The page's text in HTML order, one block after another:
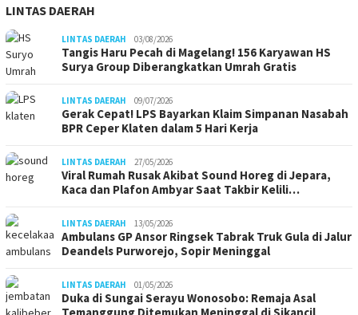
LINTAS DAERAH
LINTAS DAERAH 03/08/2026
Tangis Haru Pecah di Magelang! 156 Karyawan HS
Surya Group Diberangkatkan Umrah Gratis
LINTAS DAERAH 09/07/2026
Gerak Cepat! LPS Bayarkan Klaim Simpanan Nasabah
BPR Ceper Klaten dalam 5 Hari Kerja
LINTAS DAERAH 27/05/2026
Viral Rumah Rusak Akibat Sound Horeg di Jepara,
Kaca dan Plafon Ambyar Saat Takbir Kelili…
LINTAS DAERAH 13/05/2026
Ambulans GP Ansor Ringsek Tabrak Truk Gula di Jalur
Deandels Purworejo, Sopir Meninggal
LINTAS DAERAH 01/05/2026
Duka di Sungai Serayu Wonosobo: Remaja Asal